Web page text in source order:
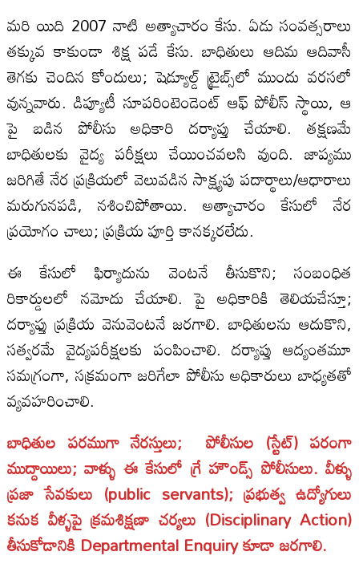
మరి యిది 2007 నాటి అత్యాచారం కేసు. ఏడు సంవత్సరాలు
తక్కువ కాకుండా శిక్ష పడే కేసు. బాధితులు ఆదిమ ఆదివాసీ
తెగకు చెందిన కోందులు; షెడ్యూల్డ్ ట్రైబ్స్‌లో ముందు వరసలో
వున్నవారు. డిప్యూటీ సూపరింటెండెంట్ ఆఫ్ పోలీస్ స్థాయి, ఆ
పై బడిన పోలీసు అధికారి దర్యాప్తు చేయాలి. తక్షణమే
బాధితులకు వైద్య పరీక్షలు చేయించవలసి వుంది. జాప్యము
జరిగితే నేర ప్రక్రియలో వెలువడిన సాక్ష్యపు పదార్థాలు/ఆధారాలు
మరుగునపడి, నశించిపోతాయి. అత్యాచారం కేసులో నేర
ప్రయోగం చాలు; ప్రక్రియ పూర్తి కానక్కరలేదు.
ఈ కేసులో ఫిర్యాదును వెంటనే తీసుకొని; సంబంధిత
రికార్డులలో నమోదు చేయాలి. పై అధికారికి తెలియచేస్తూ;
దర్యాఫ్తు ప్రక్రియ వెనువెంటనే జరగాలి. బాధితులను ఆదుకొని,
సత్వరమే వైద్యపరీక్షలకు పంపించాలి. దర్యాప్తు ఆద్యంతమూ
సమగ్రంగా, సక్రమంగా జరిగేలా పోలీసు అధికారులు బాధ్యతతో
వ్యవహరించాలి.
బాధితుల పరముగా నేరస్తులు; పోలీసుల (స్టేట్) పరంగా
ముద్దాయిలు; వాళ్ళు ఈ కేసులో గ్రే హౌండ్స్ పోలీసులు. వీళ్ళు
ప్రజా సేవకులు (public servants); ప్రభుత్వ ఉద్యోగులు
కనుక వీళ్ళపై క్రమశిక్షణా చర్యలు (Disciplinary Action)
తీసుకోడానికి Departmental Enquiry కూడా జరగాలి.